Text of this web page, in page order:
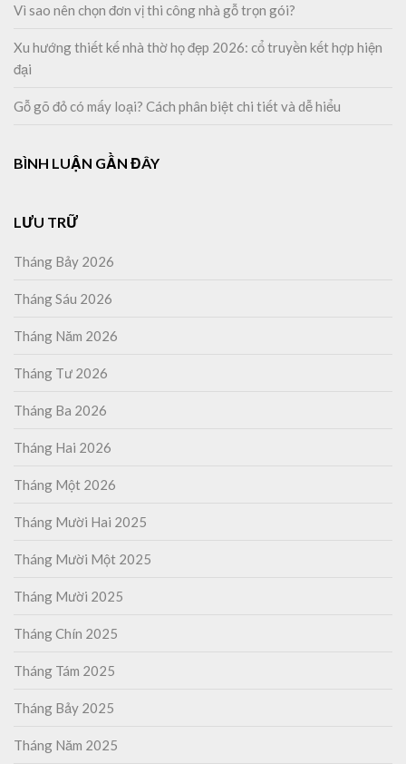
Vì sao nên chọn đơn vị thi công nhà gỗ trọn gói?
Xu hướng thiết kế nhà thờ họ đẹp 2026: cổ truyền kết hợp hiện
đại
Gỗ gõ đỏ có mấy loại? Cách phân biệt chi tiết và dễ hiểu
BÌNH LUẬN GẦN ĐÂY
LƯU TRỮ
Tháng Bảy 2026
Tháng Sáu 2026
Tháng Năm 2026
Tháng Tư 2026
Tháng Ba 2026
Tháng Hai 2026
Tháng Một 2026
Tháng Mười Hai 2025
Tháng Mười Một 2025
Tháng Mười 2025
Tháng Chín 2025
Tháng Tám 2025
Tháng Bảy 2025
Tháng Năm 2025